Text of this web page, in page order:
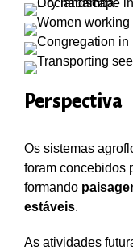
Perspectiva
Os sistemas
foram concebidos
formando
estáveis.
As atividades